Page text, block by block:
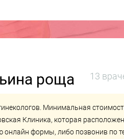
роща 13
Минимальная
Клиника, которая
формы, либо позвонив по